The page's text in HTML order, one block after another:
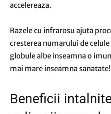
accelereaza.
Razele cu infrarosu ajuta
cresterea numarului de
globule albe inseamna o
mai mare inseamna sanatate!
Beneficii